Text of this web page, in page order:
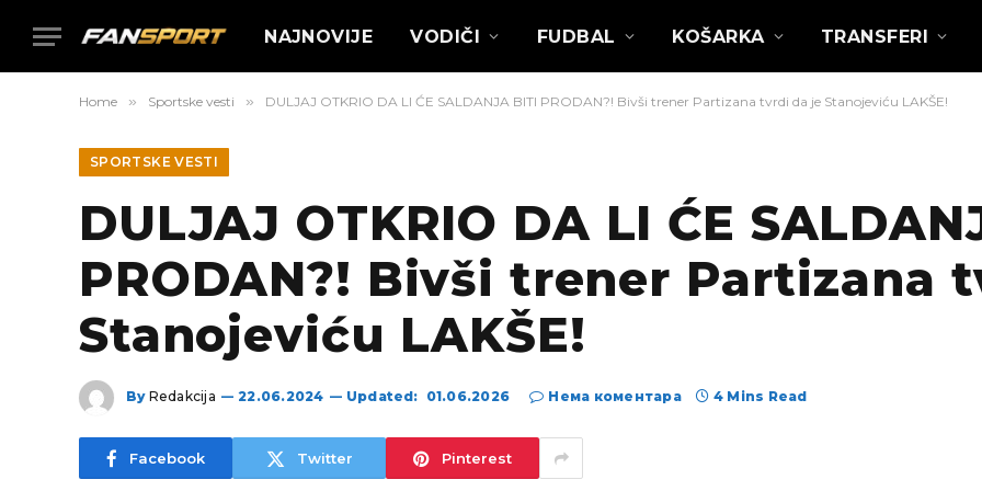
NAJNOVIJE VODIČI FUDBAL KOŠARKA TRANSFERI
Home » Sportske vesti » DULJAJ OTKRIO DA LI ĆE SALDANJA BITI PRODAN?! Bivši trener Partizana tvrdi da je Stanojeviću LAKŠE!
SPORTSKE VESTI
DULJAJ OTKRIO DA LI ĆE
PRODAN?! Bivši trener Partizana
Stanojeviću LAKŠE!
By Redakcija 22.06.2024 Updated: 01.06.2026 Нема коментара 4 Mins Read
Facebook Twitter Pinterest